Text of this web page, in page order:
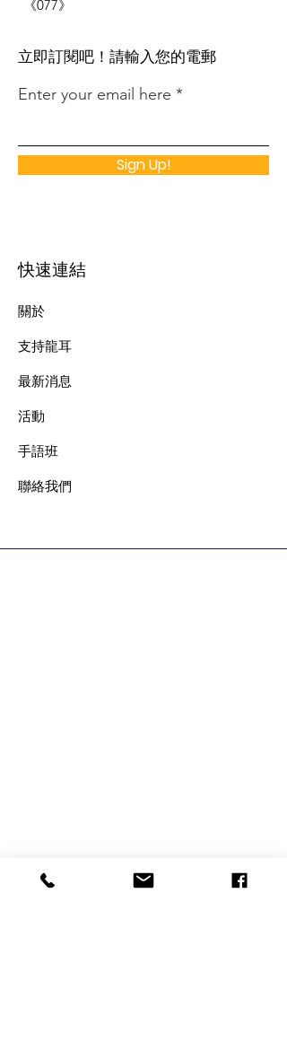
《077》
​立即訂閱吧！請輸入您的電郵
Enter your email here
Sign Up!
快速連結
關於
支持龍耳
最新消息
​活動
手語班
​聯絡我們